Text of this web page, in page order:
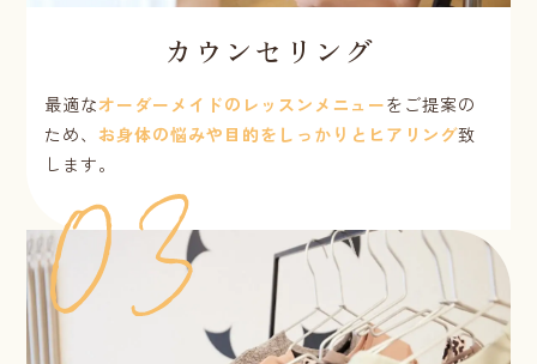
カウンセリング
最適なオーダーメイドのレッスンメニューをご提案の
ため、お身体の悩みや目的をしっかりとヒアリング致
します。